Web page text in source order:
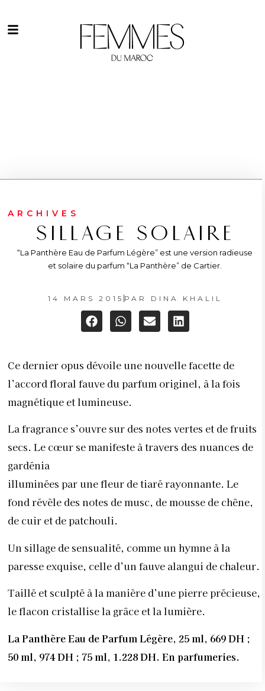
ARCHIVES
SILLAGE SOLAIRE
“La Panthère Eau de Parfum Légère” est une version radieuse
et solaire du parfum “La Panthère” de Cartier.
14 MARS 2015 PAR DINA KHALIL
Ce dernier opus dévoile une nouvelle facette de
l’accord floral fauve du parfum originel, à la fois
magnétique et lumineuse.
La fragrance s’ouvre sur des notes vertes et de fruits
secs. Le cœur se manifeste à travers des nuances de
gardénia
illuminées par une fleur de tiaré rayonnante. Le
fond révèle des notes de musc, de mousse de chêne,
de cuir et de patchouli.
Un sillage de sensualité, comme un hymne à la
paresse exquise, celle d’un fauve alangui de chaleur.
Taillé et sculpté à la manière d’une pierre précieuse,
le flacon cristallise la grâce et la lumière.
La Panthère Eau de Parfum Légère, 25 ml, 669 DH ;
50 ml, 974 DH ; 75 ml, 1.228 DH. En parfumeries.